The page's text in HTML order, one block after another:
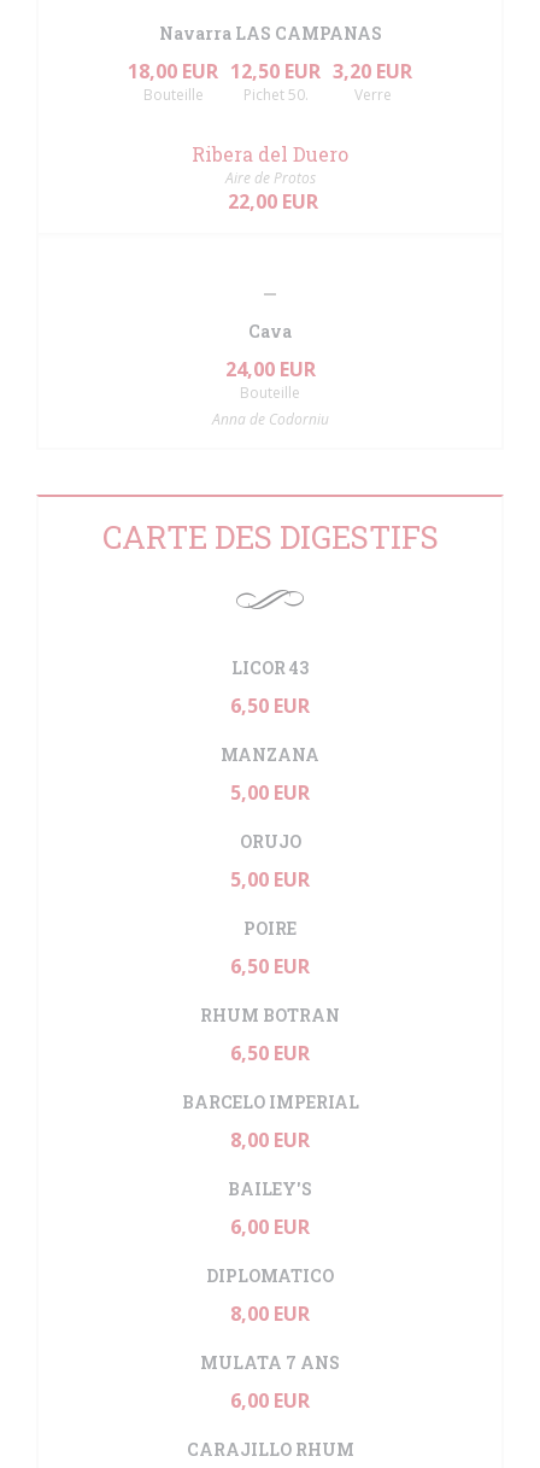
Navarra LAS CAMPANAS
18,00 EUR
Bouteille
12,50 EUR
Pichet 50.
3,20 EUR
Verre
Ribera del Duero
Aire de Protos
22,00 EUR
Cava
24,00 EUR
Bouteille
Anna de Codorniu
CARTE DES DIGESTIFS
LICOR 43
6,50 EUR
MANZANA
5,00 EUR
ORUJO
5,00 EUR
POIRE
6,50 EUR
RHUM BOTRAN
6,50 EUR
BARCELO IMPERIAL
8,00 EUR
BAILEY'S
6,00 EUR
DIPLOMATICO
8,00 EUR
MULATA 7 ANS
6,00 EUR
CARAJILLO RHUM